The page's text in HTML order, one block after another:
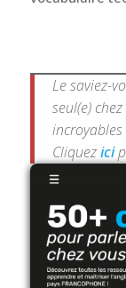
spécifique à
aussi suivre
proposés par
vocabulaire
Le saviez-
seul(e)
incroyables
Cliquezici